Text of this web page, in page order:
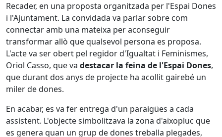
Recader, en una proposta organitzada per l'Espai Dones
i l'Ajuntament. La convidada va parlar sobre com
connectar amb una mateixa per aconseguir
transformar allò que qualsevol persona es proposa.
L'acte va ser obert pel regidor d'Igualtat i Feminismes,
Oriol Casso, que va destacar la feina de l'Espai Dones,
que durant dos anys de projecte ha acollit gairebé un
miler de dones.
En acabar, es va fer entrega d'un paraigües a cada
assistent. L'objecte simbolitzava la zona d'aixopluc que
es genera quan un grup de dones treballa plegades,